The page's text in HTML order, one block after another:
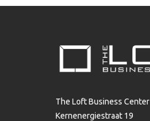
The Loft Business Center
Kernenergiestraat 19